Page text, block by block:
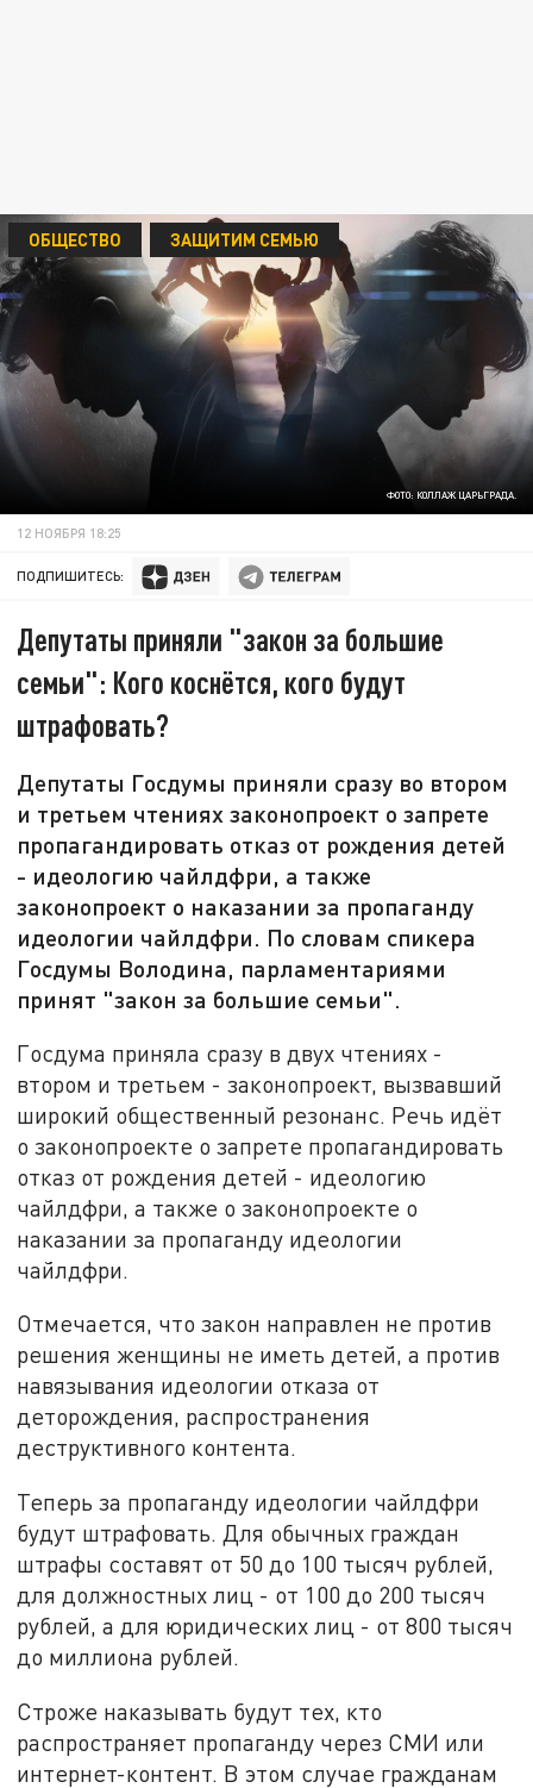
ФОТО: КОЛЛАЖ ЦАРЬГРАДА.
ОБЩЕСТВО ЗАЩИТИМ СЕМЬЮ
12 НОЯБРЯ 18:25
ПОДПИШИТЕСЬ:
Депутаты приняли "закон за большие
семьи": Кого коснётся, кого будут
штрафовать?
Депутаты Госдумы приняли сразу во втором
и третьем чтениях законопроект о запрете
пропагандировать отказ от рождения детей
- идеологию чайлдфри, а также
законопроект о наказании за пропаганду
идеологии чайлдфри. По словам спикера
Госдумы Володина, парламентариями
принят "закон за большие семьи".
Госдума приняла сразу в двух чтениях -
втором и третьем - законопроект, вызвавший
широкий общественный резонанс. Речь идёт
о законопроекте о запрете пропагандировать
отказ от рождения детей - идеологию
чайлдфри, а также о законопроекте о
наказании за пропаганду идеологии
чайлдфри.
Отмечается, что закон направлен не против
решения женщины не иметь детей, а против
навязывания идеологии отказа от
деторождения, распространения
деструктивного контента.
Теперь за пропаганду идеологии чайлдфри
будут штрафовать. Для обычных граждан
штрафы составят от 50 до 100 тысяч рублей,
для должностных лиц - от 100 до 200 тысяч
рублей, а для юридических лиц - от 800 тысяч
до миллиона рублей.
Строже наказывать будут тех, кто
распространяет пропаганду через СМИ или
интернет-контент. В этом случае гражданам